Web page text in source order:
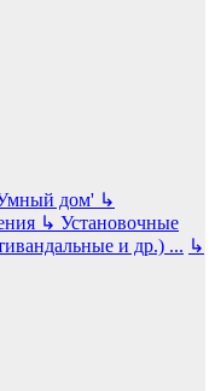
дом' ↳
↳ Установочные
и др.) ... ↳